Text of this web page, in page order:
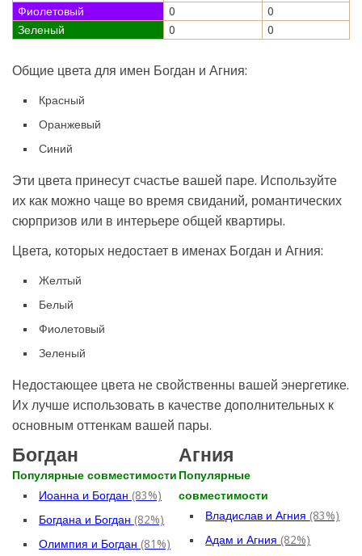
Фиолетовый
0
0
Зеленый
0 0
Общие цвета для имен Богдан и Агния:
Красный
Оранжевый
Синий
Эти цвета принесут счастье вашей паре. Используйте
их как можно чаще во время свиданий, романтических
сюрпризов или в интерьере общей квартиры.
Цвета, которых недостает в именах Богдан и Агния:
Желтый
Белый
Фиолетовый
Зеленый
Недостающее цвета не свойственны вашей энергетике.
Их лучше использовать в качестве дополнительных к
основным оттенкам вашей пары.
Богдан
Популярные совместимости
Иоанна и Богдан (83%)
Богдана и Богдан (82%)
Олимпия и Богдан (81%)
Агния
Популярные
совместимости
Владислав и Агния(83%)
Адам и Агния(82%)